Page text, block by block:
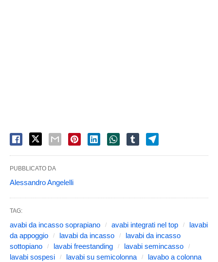
PUBBLICATO DA
Alessandro Angelelli
TAG:
avabi da incasso soprapiano avabi integrati nel top
lavabi
da appoggio
lavabi da incasso
lavabi da incasso
sottopiano
lavabi freestanding
lavabi semincasso
lavabi sospesi
lavabi su semicolonna lavabo a colonna